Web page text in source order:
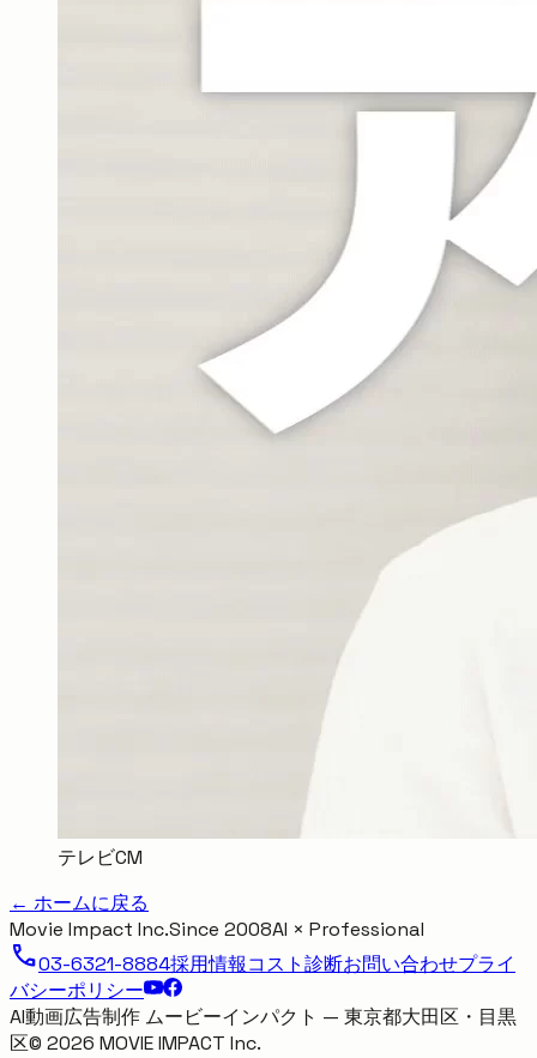
テレビCM
← ホームに戻る
Movie Impact Inc.Since 2008AI × Professional
call03-6321-8884採用情報コスト診断お問い合わせプライ
バシーポリシー
AI動画広告制作 ムービーインパクト — 東京都大田区・目黒
区© 2026 MOVIE IMPACT Inc.